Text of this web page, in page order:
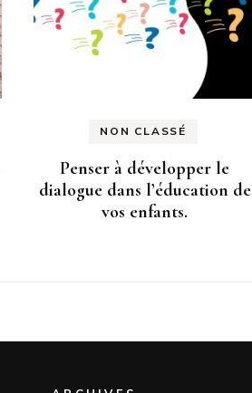
NON CLASSÉ
Penser à développer le
dialogue dans l’éducation de
vos enfants.